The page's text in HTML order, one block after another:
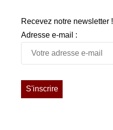
Recevez notre newsletter !
Adresse e-mail :